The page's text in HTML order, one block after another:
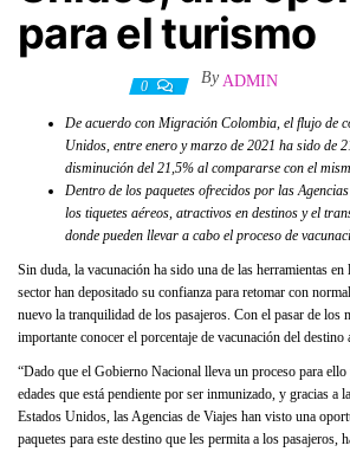
para el turismo
0 By ADMIN
De acuerdo con Migración Colombia, el flujo de
Unidos, entre enero y marzo de 2021 ha sido de
disminución del 21,5% al compararse con el
Dentro de los paquetes ofrecidos por las
los tiquetes aéreos, atractivos en destinos y el
donde pueden llevar a cabo el proceso de
Sin duda, la vacunación ha sido una de las herramientas en
sector han depositado su confianza para retomar con
nuevo la tranquilidad de los pasajeros. Con el pasar de los
importante conocer el porcentaje de vacunación del destino
“Dado que el Gobierno Nacional lleva un proceso para
edades que está pendiente por ser inmunizado, y gracias a
Estados Unidos, las Agencias de Viajes han visto una
paquetes para este destino que les permita a los pasajeros,